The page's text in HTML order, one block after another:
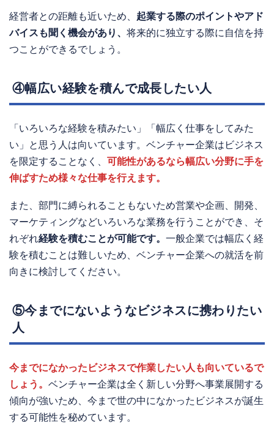
経営者との距離も近いため、 起業する際のポイントやアド
バイスも聞く機会があり、 将来的に独立する際に自信を持
つことができるでしょう。
④幅広い経験を積んで成長したい人
「いろいろな経験を積みたい」「幅広く仕事をしてみた
い」と思う人は向いています。ベンチャー企業はビジネス
を限定することなく、 可能性があるなら幅広い分野に手を
伸ばすため様々な仕事を行えます。
また、部門に縛られることもないため営業や企画、開発、
マーケティングなどいろいろな業務を行うことができ、そ
れぞれ経験を積むことが可能です。 一般企業では幅広く経
験を積むことは難しいため、ベンチャー企業への就活を前
向きに検討してください。
⑤今までにないようなビジネスに携わりたい
人
今までになかったビジネスで作業したい人も向いているで
しょう。 ベンチャー企業は全く新しい分野へ事業展開する
傾向が強いため、今まで世の中になかったビジネスが誕生
する可能性を秘めています。